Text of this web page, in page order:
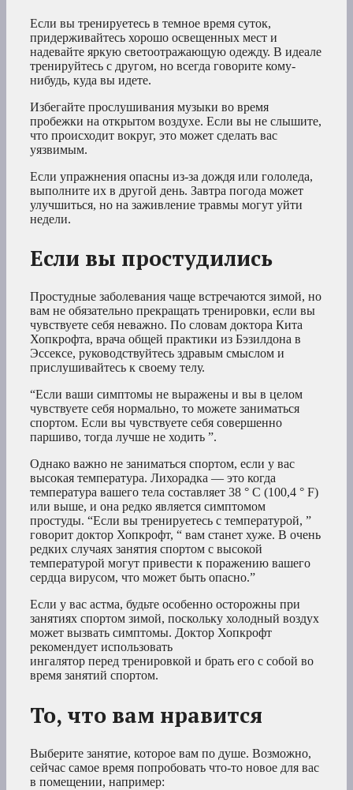
Если вы тренируетесь в темное время суток,
придерживайтесь хорошо освещенных мест и
надевайте яркую светоотражающую одежду. В идеале
тренируйтесь с другом, но всегда говорите кому-
нибудь, куда вы идете.
Избегайте прослушивания музыки во время
пробежки на открытом воздухе. Если вы не слышите,
что происходит вокруг, это может сделать вас
уязвимым.
Если упражнения опасны из-за дождя или гололеда,
выполните их в другой день. Завтра погода может
улучшиться, но на заживление травмы могут уйти
недели.
Если вы простудились
Простудные заболевания чаще встречаются зимой, но
вам не обязательно прекращать тренировки, если вы
чувствуете себя неважно. По словам доктора Кита
Хопкрофта, врача общей практики из Бэзилдона в
Эссексе, руководствуйтесь здравым смыслом и
прислушивайтесь к своему телу.
“Если ваши симптомы не выражены и вы в целом
чувствуете себя нормально, то можете заниматься
спортом. Если вы чувствуете себя совершенно
паршиво, тогда лучше не ходить ”.
Однако важно не заниматься спортом, если у вас
высокая температура. Лихорадка — это когда
температура вашего тела составляет 38 ° C (100,4 ° F)
или выше, и она редко является симптомом
простуды. “Если вы тренируетесь с температурой, ”
говорит доктор Хопкрофт, “ вам станет хуже. В очень
редких случаях занятия спортом с высокой
температурой могут привести к поражению вашего
сердца вирусом, что может быть опасно.”
Если у вас астма, будьте особенно осторожны при
занятиях спортом зимой, поскольку холодный воздух
может вызвать симптомы. Доктор Хопкрофт
рекомендует использовать
ингалятор перед тренировкой и брать его с собой во
время занятий спортом.
То, что вам нравится
Выберите занятие, которое вам по душе. Возможно,
сейчас самое время попробовать что-то новое для вас
в помещении, например: